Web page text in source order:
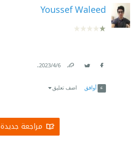
Youssef Waleed
6‏/4‏/2023
.
أوافق اضف تعليق
مراجعة جديدة